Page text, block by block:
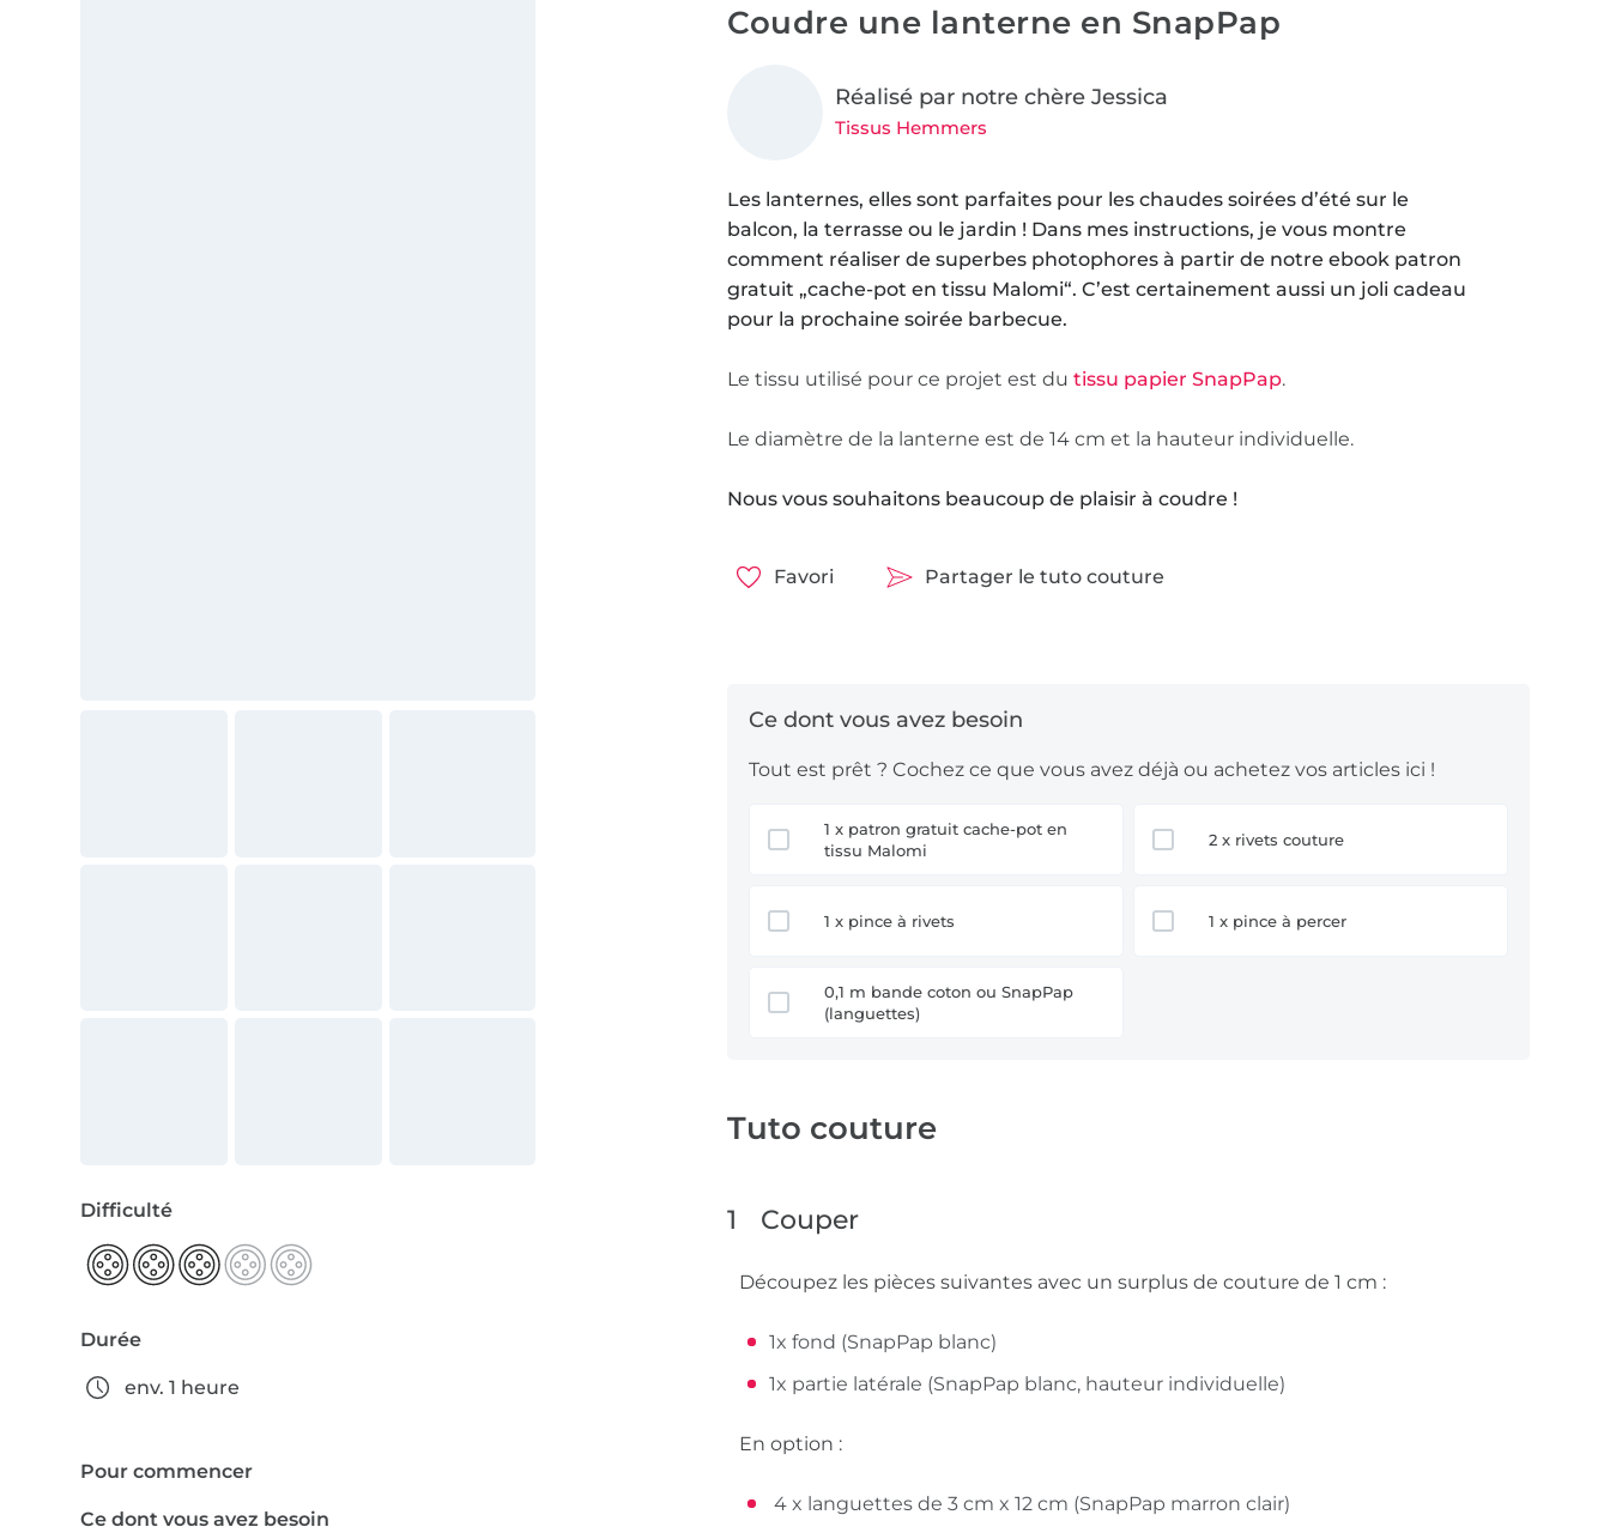
Difficulté
Durée
env. 1 heure
Pour commencer
Ce dont vous avez besoin
Coudre une lanterne en SnapPap
Réalisé par notre chère Jessica
Tissus Hemmers
Les lanternes, elles sont parfaites pour les chaudes soirées d’été sur le
balcon, la terrasse ou le jardin ! Dans mes instructions, je vous montre
comment réaliser de superbes photophores à partir de notre ebook patron
gratuit „cache-pot en tissu Malomi“. C’est certainement aussi un joli cadeau
pour la prochaine soirée barbecue.
Le tissu utilisé pour ce projet est dutissu papier SnapPap.
Le diamètre de la lanterne est de 14 cm et la hauteur individuelle.
Nous vous souhaitons beaucoup de plaisir à coudre !
Favori Partager le tuto couture
Tout est prêt ? Cochez ce que vous avez déjà ou achetez vos articles ici !
1 x patron gratuit cache-pot en
tissu Malomi
2 x rivets couture
1 x pince à rivets 1 x pince à percer
0,1 m bande coton ou SnapPap
(languettes)
Tuto couture
1 Couper
Découpez les pièces suivantes avec un surplus de couture de 1 cm :
1x fond (SnapPap blanc)
1x partie latérale (SnapPap blanc, hauteur individuelle)
En option :
4 x languettes de 3 cm x 12 cm (SnapPap marron clair)